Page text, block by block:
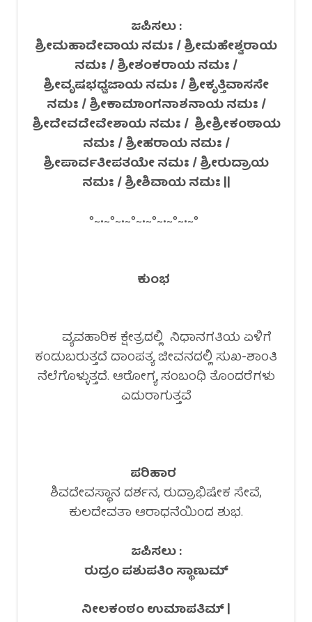
ಜಪಿಸಲು :
ಶ್ರೀಮಹಾದೇವಾಯ ನಮಃ / ಶ್ರೀಮಹೇಶ್ವರಾಯ
ನಮಃ / ಶ್ರೀಶಂಕರಾಯ ನಮಃ /
ಶ್ರೀವೃಷಭಧ್ವಜಾಯ ನಮಃ / ಶ್ರೀಕೃತ್ತಿವಾಸಸೇ
ನಮಃ / ಶ್ರೀಕಾಮಾಂಗನಾಶನಾಯ ನಮಃ /
ಶ್ರೀದೇವದೇವೇಶಾಯ ನಮಃ / ಶ್ರೀಶ್ರೀಕಂಠಾಯ
ನಮಃ / ಶ್ರೀಹರಾಯ ನಮಃ /
ಶ್ರೀಪಾರ್ವತೀಪತಯೇ ನಮಃ / ಶ್ರೀರುದ್ರಾಯ
ನಮಃ / ಶ್ರೀಶಿವಾಯ ನಮಃ ||
°~•~°~•~°~•~°~•~°~•~°
ಕುಂಭ
ವ್ಯವಹಾರಿಕ ಕ್ಷೇತ್ರದಲ್ಲಿ ನಿಧಾನಗತಿಯ ಏಳಿಗೆ
ಕಂಡುಬರುತ್ತದೆ ದಾಂಪತ್ಯ ಜೀವನದಲ್ಲಿ ಸುಖ-ಶಾಂತಿ
ನೆಲೆಗೊಳ್ಳುತ್ತದೆ. ಆರೋಗ್ಯ ಸಂಬಂಧಿ ತೊಂದರೆಗಳು
ಎದುರಾಗುತ್ತವೆ
ಪರಿಹಾರ
ಶಿವದೇವಸ್ಥಾನ ದರ್ಶನ, ರುದ್ರಾಭಿಷೇಕ ಸೇವೆ,
ಕುಲದೇವತಾ ಆರಾಧನೆಯಿಂದ ಶುಭ.
ಜಪಿಸಲು :
ರುದ್ರಂ ಪಶುಪತಿಂ ಸ್ಥಾಣುಮ್
ನೀಲಕಂಠಂ ಉಮಾಪತಿಮ್ |